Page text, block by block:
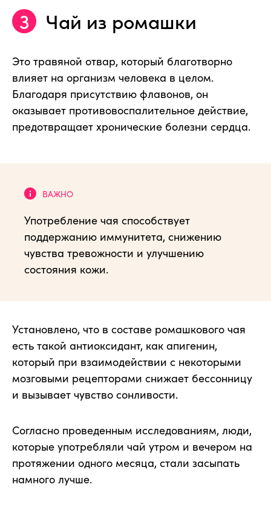
Чай из ромашки
Это травяной отвар, который благотворно
влияет на организм человека в целом.
Благодаря присутствию флавонов, он
оказывает противовоспалительное действие,
предотвращает хронические болезни сердца.
Употребление чая способствует
поддержанию иммунитета, снижению
чувства тревожности и улучшению
состояния кожи.
Установлено, что в составе ромашкового чая
есть такой антиоксидант, как апигенин,
который при взаимодействии с некоторыми
мозговыми рецепторами снижает бессонницу
и вызывает чувство сонливости.
Согласно проведенным исследованиям, люди,
которые употребляли чай утром и вечером на
протяжении одного месяца, стали засыпать
намного лучше.